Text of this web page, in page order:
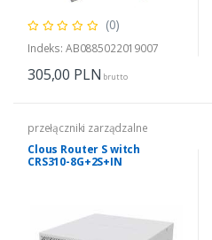
(0)
Indeks: AB0885022019007
305,00 PLN brutto
przełączniki zarządzalne
Clous Router S witch
CRS310-8G+2S+IN